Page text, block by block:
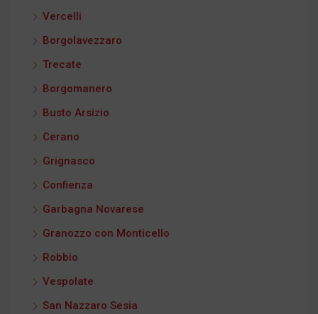
Vercelli
Borgolavezzaro
Trecate
Borgomanero
Busto Arsizio
Cerano
Grignasco
Confienza
Garbagna Novarese
Granozzo con Monticello
Robbio
Vespolate
San Nazzaro Sesia